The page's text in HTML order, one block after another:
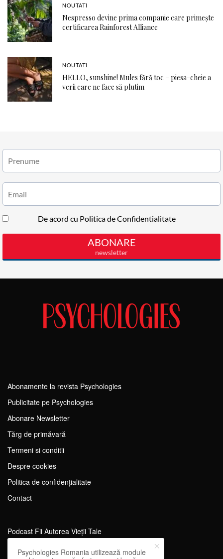
NOUTATI
Nespresso devine prima companie care primește
certificarea Rainforest Alliance
NOUTATI
HELLO, sunshine! Mules fără toc – piesa-cheie a
verii care ne face să plutim
Abonamente la revista Psychologies
Publicitate pe Psychologies
Abonare Newsletter
Tărg de primăvară
Termeni si conditii
Despre cookies
Politica de confidențialitate
Contact
Podcast Fii Autorea Vieții Tale
Evenimente Fii Autoarea Vieții Tale!
Psychologies Romania utilizează module